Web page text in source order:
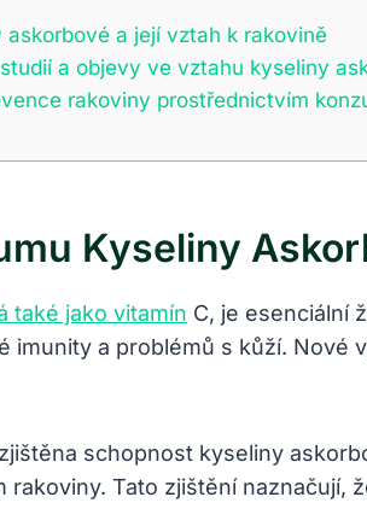
a její vztah k rakovině
a objevy ve vztahu kyseliny
rakoviny prostřednictvím
Kyseliny
také jako vitamín C, je esenciální
imunity a problémů s kůží.
schopnost kyseliny
rakoviny. Tato zjištění